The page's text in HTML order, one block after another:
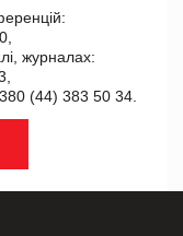
журналах:
(44) 383 50 34.